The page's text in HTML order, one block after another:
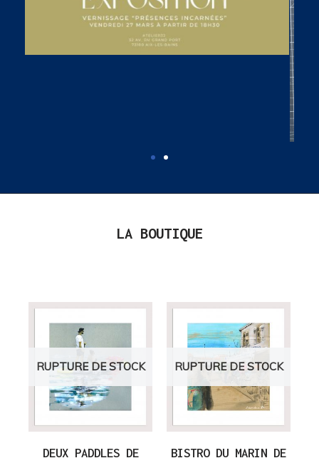
LA BOUTIQUE
RUPTURE DE STOCK
DEUX PADDLES DE
RUPTURE DE STOCK
BISTRO DU MARIN DE